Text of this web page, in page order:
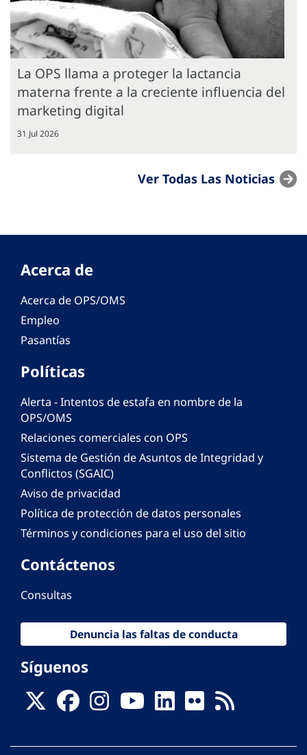
La OPS llama a proteger la lactancia
materna frente a la creciente influencia del
marketing digital
31 Jul 2026
Ver Todas Las Noticias
Acerca de
Acerca de OPS/OMS
Empleo
Pasantías
Políticas
Alerta - Intentos de estafa en nombre de la
OPS/OMS
Relaciones comerciales con OPS
Sistema de Gestión de Asuntos de Integridad y
Conflictos (SGAIC)
Aviso de privacidad
Política de protección de datos personales
Términos y condiciones para el uso del sitio
Contáctenos
Consultas
Denuncia las faltas de conducta
Síguenos